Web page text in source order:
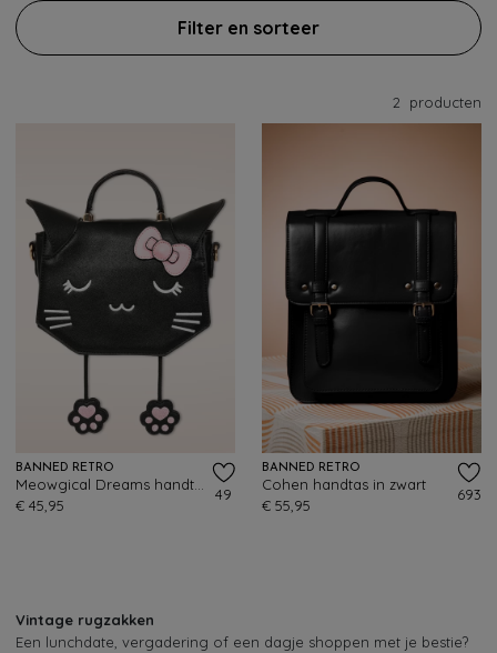
Filter en sorteer
2 producten
BANNED RETRO
€ 45,95
49
BANNED RETRO
Cohen handtas in zwart
€ 55,95
693
Vintage rugzakken
Een lunchdate, vergadering of een dagje shoppen met je bestie?